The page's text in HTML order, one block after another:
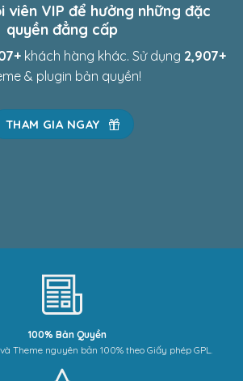
viên VIP để hưởng những đặc
quyền đẳng cấp
+ khách hàng khác. Sử dụng 2,967+
& plugin bản quyền!
THAM GIA NGAY
100% Bản Quyền
Theme nguyên bản 100% theo Giấy phép GPL.